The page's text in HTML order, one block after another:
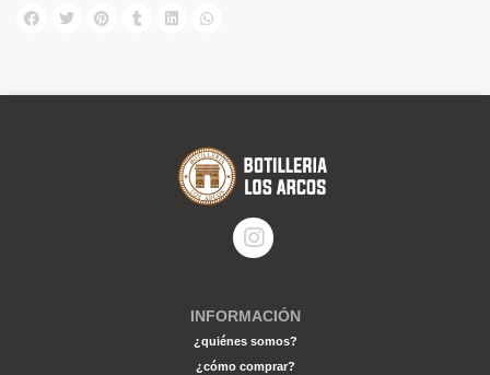
INFORMACIÓN
¿quiénes somos?
¿cómo comprar?